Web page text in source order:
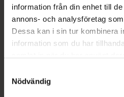
information från din enhet till
annons- och analysföretag
Dessa kan i sin tur kombinera
information som du har
återkalla ditt samtycke via
cookieinställningar. Ett
Nödvändig
07046264294826